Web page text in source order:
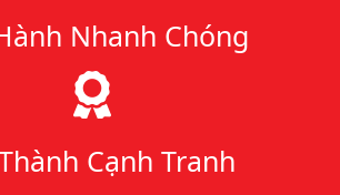
Nhanh Chóng
Cạnh Tranh